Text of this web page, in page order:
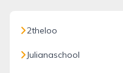
2theloo
Julianaschool